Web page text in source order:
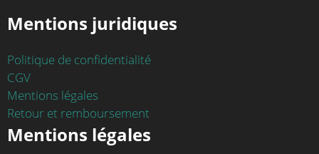
Mentions juridiques
Politique de confidentialité
CGV
Mentions légales
Retour et remboursement
Mentions légales